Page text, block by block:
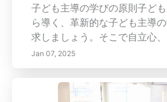
子ども主導の学びの原則子ど
ら導く、革新的な子ども主導
求しましょう。そこで自立心
考を育みます。この革新的なア
求と創造性を促す環境を作る
います。教育者がどのように
へと移行し、子どもの興味を
Jan 07, 2025